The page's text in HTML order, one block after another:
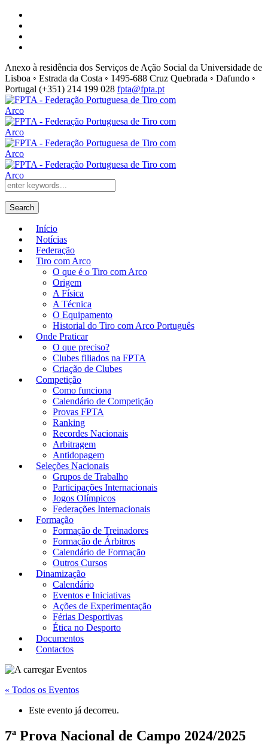
Anexo à residência dos Serviços de Ação Social da Universidade de
Lisboa ◦ Estrada da Costa ◦ 1495-688 Cruz Quebrada ◦ Dafundo ◦
Portugal (+351) 214 199 028 fpta@fpta.pt
Search
Início
Notícias
Federação
Tiro com Arco
O que é o Tiro com Arco
Origem
A Física
A Técnica
O Equipamento
Historial do Tiro com Arco Português
Onde Praticar
O que preciso?
Clubes filiados na FPTA
Criação de Clubes
Competição
Como funciona
Calendário de Competição
Provas FPTA
Ranking
Recordes Nacionais
Arbitragem
Antidopagem
Seleções Nacionais
Grupos de Trabalho
Participações Internacionais
Jogos Olímpicos
Federações Internacionais
Formação
Formação de Treinadores
Formação de Árbitros
Calendário de Formação
Outros Cursos
Dinamização
Calendário
Eventos e Iniciativas
Ações de Experimentação
Férias Desportivas
Ética no Desporto
Documentos
Contactos
« Todos os Eventos
Este evento já decorreu.
7ª Prova Nacional de Campo 2024/2025